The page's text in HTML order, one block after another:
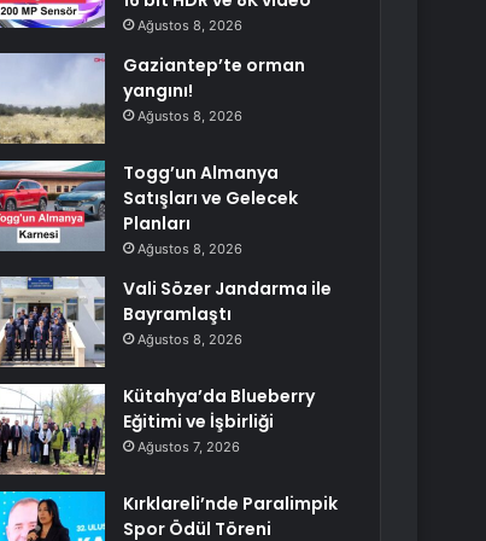
Ağustos 8, 2026
Gaziantep’te orman
yangını!
Ağustos 8, 2026
Togg’un Almanya
Satışları ve Gelecek
Planları
Ağustos 8, 2026
Vali Sözer Jandarma ile
Bayramlaştı
Ağustos 8, 2026
Kütahya’da Blueberry
Eğitimi ve İşbirliği
Ağustos 7, 2026
Kırklareli’nde Paralimpik
Spor Ödül Töreni